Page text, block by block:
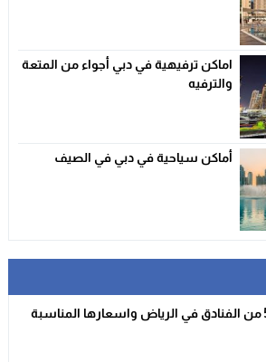
اماكن ترفيهية في دبي أجواء من المتعة
والترفيه
أماكن سياحية في دبي في الصيف
افضل 5 من الفنادق في الرياض واسعارها المناسبة